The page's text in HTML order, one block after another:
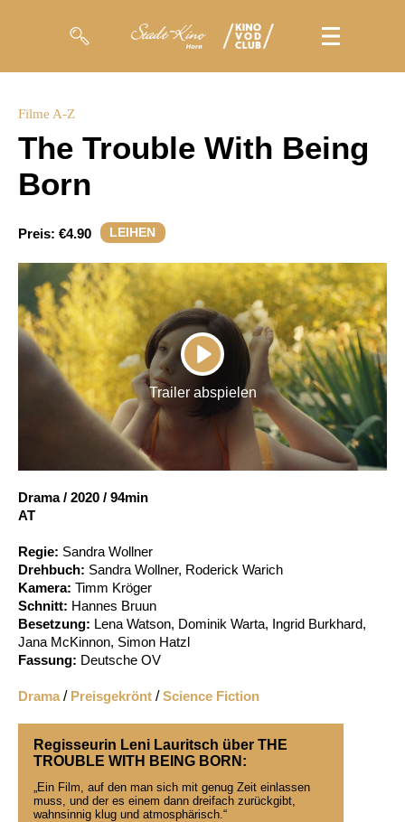
Magazin
Events
So geht’s
Filmpakete
Gutscheine
& Filmpässe
Account
Suche
Filme A-Z
The Trouble With Being
Born
Preis: €4.90 LEIHEN
PLAY
Trailer abspielen
Drama / 2020 / 94min
AT
Regie: Sandra Wollner
Drehbuch: Sandra Wollner, Roderick Warich
Kamera: Timm Kröger
Schnitt: Hannes Bruun
Besetzung: Lena Watson, Dominik Warta, Ingrid Burkhard,
Jana McKinnon, Simon Hatzl
Fassung: Deutsche OV
Drama / Preisgekrönt /Science Fiction
Regisseurin Leni Lauritsch über THE
TROUBLE WITH BEING BORN:
„Ein Film, auf den man sich mit genug Zeit einlassen
muss, und der es einem dann dreifach zurückgibt,
wahnsinnig klug und atmosphärisch.“